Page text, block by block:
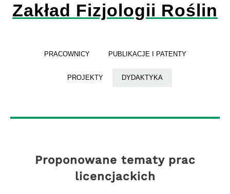
Zakład Fizjologii Roślin
PRACOWNICY PUBLIKACJE I PATENTY
PROJEKTY DYDAKTYKA
Proponowane tematy prac
licencjackich​